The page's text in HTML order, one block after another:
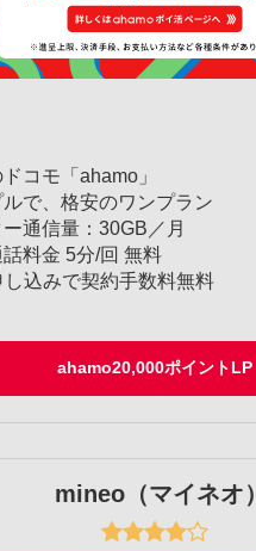
コモ「ahamo」
で、格安のワンプラン
通信量：30GB／月
料金 5分/回 無料
込みで契約手数料無料
ahamo20,000ポイントLP
mineo（マイネオ）